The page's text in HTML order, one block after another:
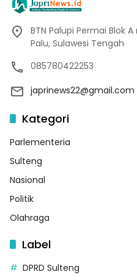
BTN Palupi Permai Blok
Palu, Sulawesi Tengah
085780422253
japrinews22@gmail.com
Kategori
Parlementeria
Sulteng
Nasional
Politik
Olahraga
Label
DPRD Sulteng